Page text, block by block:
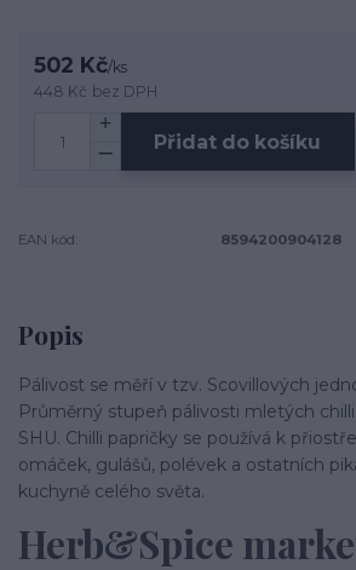
502 Kč/ks
448 Kč bez DPH
Přidat do košíku
EAN kód: 8594200904128
Popis
Pálivost se měří v tzv. Scovillových
Průměrný stupeň pálivosti mletých
SHU. Chilli papričky se používá k
omáček, gulášů, polévek a ostatních
kuchyně celého světa.
Herb&Spice